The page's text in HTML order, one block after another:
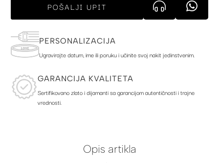
POŠALJI UPIT
PERSONALIZACIJA
Ugravirajte datum, ime ili poruku i učinite svoj nakit jedinstvenim.
GARANCIJA KVALITETA
Sertifikovano zlato i dijamanti sa garancijom autentičnosti i trajne
vrednosti.
Opis artikla